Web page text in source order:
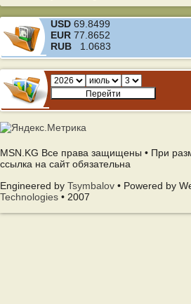
USD 69.8499
EUR 77.8652
RUB 1.0683
MSN.KG Все права защищены • При
ссылка на сайт обязательна
Engineered by Tsymbalov • Powered by
Technologies • 2007